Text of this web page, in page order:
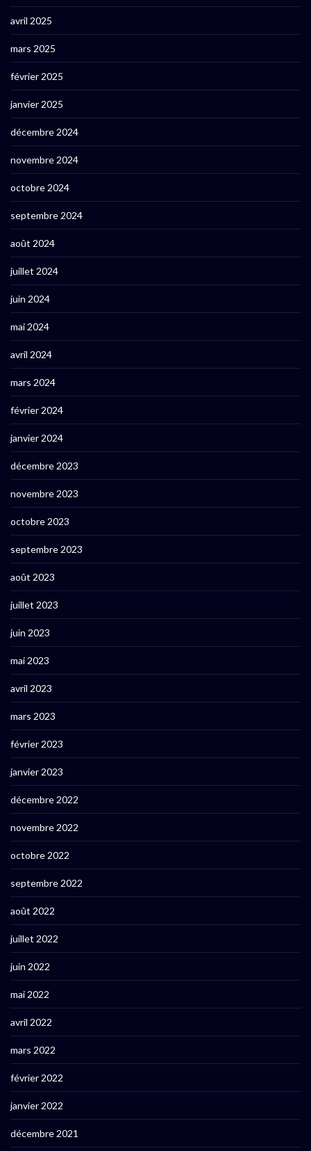
avril 2025
mars 2025
février 2025
janvier 2025
décembre 2024
novembre 2024
octobre 2024
septembre 2024
août 2024
juillet 2024
juin 2024
mai 2024
avril 2024
mars 2024
février 2024
janvier 2024
décembre 2023
novembre 2023
octobre 2023
septembre 2023
août 2023
juillet 2023
juin 2023
mai 2023
avril 2023
mars 2023
février 2023
janvier 2023
décembre 2022
novembre 2022
octobre 2022
septembre 2022
août 2022
juillet 2022
juin 2022
mai 2022
avril 2022
mars 2022
février 2022
janvier 2022
décembre 2021